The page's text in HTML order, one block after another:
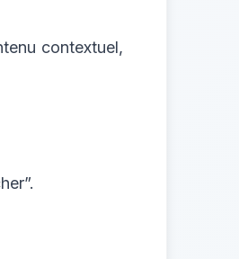
contextuel,